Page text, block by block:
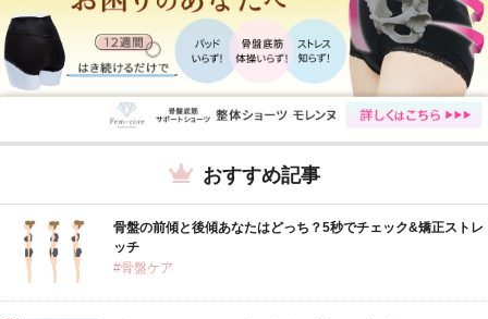
おすすめ記事
骨盤の前傾と後傾あなたはどっち？5秒でチェック&矯正ストレ
ッチ
#骨盤ケア